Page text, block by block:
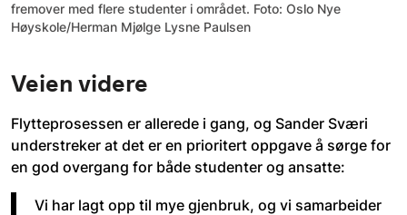
fremover med flere studenter i området. Foto: Oslo Nye
Høyskole/Herman Mjølge Lysne Paulsen
Veien videre
Flytteprosessen er allerede i gang, og Sander Sværi
understreker at det er en prioritert oppgave å sørge for
en god overgang for både studenter og ansatte:
Vi har lagt opp til mye gjenbruk, og vi samarbeider